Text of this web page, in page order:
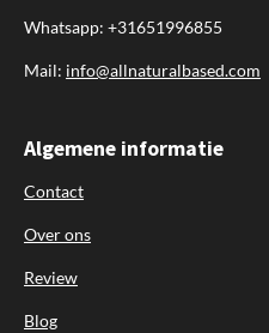
Whatsapp: +31651996855
Mail: info@allnaturalbased.com
Algemene informatie
Contact
Over ons
Review
Blog